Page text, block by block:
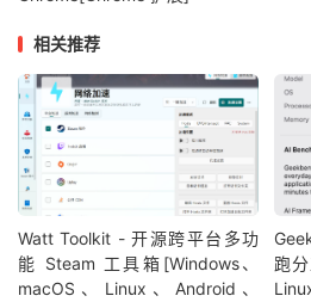
相关推荐
Watt Toolkit - 开源跨平台多功
能 Steam 工具箱[Windows、
macOS、Linux、Android、
跑